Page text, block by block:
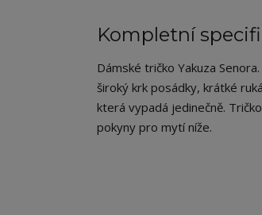
Kompletní
Dámské tričko Yakuza
široký krk posádky, krátké
která vypadá jedinečně.
pokyny pro mytí níže.